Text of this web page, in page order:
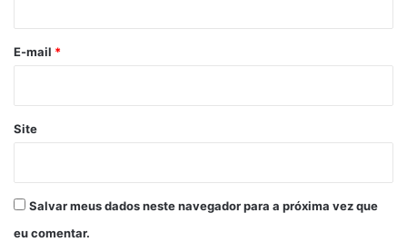
l
e
m
a
l
v
o
h
e
s
*
E-mail *
Site
Salvar meus dados neste navegador para a próxima vez que
eu comentar.